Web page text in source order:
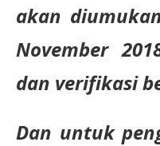
akan
November
dan verifikasi
Dan untuk